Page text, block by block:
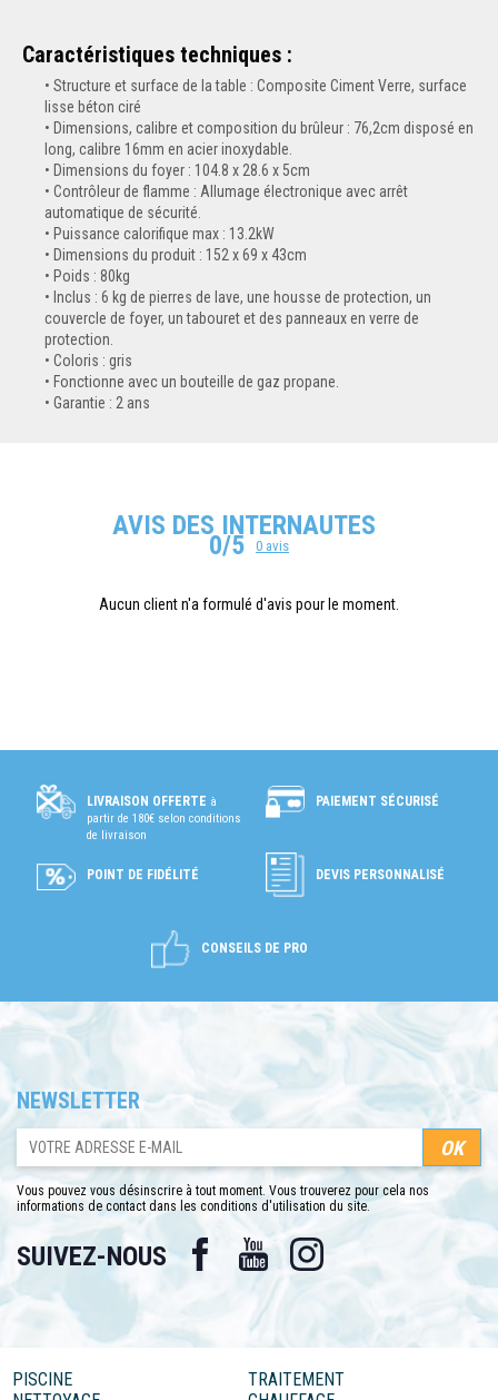
Caractéristiques techniques :
Structure et surface de la table : Composite Ciment Verre, surface
lisse béton ciré
Dimensions, calibre et composition du brûleur : 76,2cm disposé en
long, calibre 16mm en acier inoxydable.
Dimensions du foyer : 104.8 x 28.6 x 5cm
Contrôleur de flamme : Allumage électronique avec arrêt
automatique de sécurité.
Puissance calorifique max : 13.2kW
Dimensions du produit : 152 x 69 x 43cm
Poids : 80kg
Inclus : 6 kg de pierres de lave, une housse de protection, un
couvercle de foyer, un tabouret et des panneaux en verre de
protection.
Coloris : gris
Fonctionne avec un bouteille de gaz propane.
Garantie : 2 ans
AVIS DES INTERNAUTES
0/5 0 avis
Aucun client n'a formulé d'avis pour le moment.
LIVRAISON OFFERTE à
partir de 180€ selon conditions
de livraison
PAIEMENT SÉCURISÉ
POINT DE FIDÉLITÉ DEVIS PERSONNALISÉ
CONSEILS DE PRO
NEWSLETTER
Vous pouvez vous désinscrire à tout moment. Vous trouverez pour cela nos
informations de contact dans les conditions d'utilisation du site.
SUIVEZ-NOUS Facebook YouTube Instagram
PISCINE
TRAITEMENT